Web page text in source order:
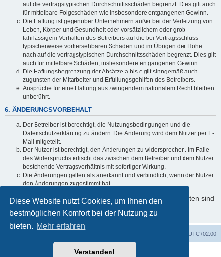
Diese Website nutzt Cookies, um Ihnen den
bestmöglichen Komfort bei der Nutzung zu
bieten. Mehr erfahren
Verstanden!
auf die vertragstypischen Durchschnittsschäden begrenzt. Dies gilt auch
für mittelbare Folgeschäden wie insbesondere entgangenen Gewinn.
Die Haftung ist gegenüber Unternehmern außer bei der Verletzung von
Leben, Körper und Gesundheit oder vorsätzlichem oder grob
fahrlässigem Verhalten des Betreibers auf die bei Vertragsschluss
typischerweise vorhersehbaren Schäden und im Übrigen der Höhe
nach auf die vertragstypischen Durchschnittsschäden begrenzt. Dies gilt
auch für mittelbare Schäden, insbesondere entgangenen Gewinn.
Die Haftungsbegrenzung der Absätze a bis c gilt sinngemäß auch
zugunsten der Mitarbeiter und Erfüllungsgehilfen des Betreibers.
Ansprüche für eine Haftung aus zwingendem nationalem Recht bleiben
unberührt.
6. ÄNDERUNGSVORBEHALT
Der Betreiber ist berechtigt, die Nutzungsbedingungen und die
Datenschutzerklärung zu ändern. Die Änderung wird dem Nutzer per E-
Mail mitgeteilt.
Der Nutzer ist berechtigt, den Änderungen zu widersprechen. Im Falle
des Widerspruchs erlischt das zwischen dem Betreiber und dem Nutzer
bestehende Vertragsverhältnis mit sofortiger Wirkung.
Die Änderungen gelten als anerkannt und verbindlich, wenn der Nutzer
den Änderungen zugestimmt hat.
Informationen über den Umgang mit Ihren persönlichen Daten sind
in der Datenschutzerklärung enthalten.
UTC+02:00
Powered byphpBB® Forum Software © phpBB Limited